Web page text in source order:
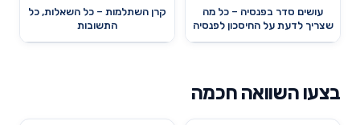
עושים סדר בפנסיה – כל מה
שצריך לדעת על החיסכון לפנסיה
קרן השתלמות – כל השאלות, כל
התשובות
בצעו השוואה חכמה